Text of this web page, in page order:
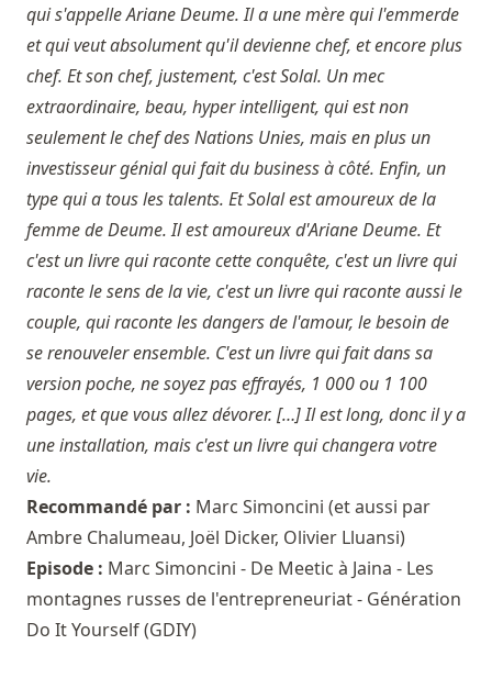
qui s'appelle Ariane Deume. Il a une mère qui l'emmerde
et qui veut absolument qu'il devienne chef, et encore plus
chef. Et son chef, justement, c'est Solal. Un mec
extraordinaire, beau, hyper intelligent, qui est non
seulement le chef des Nations Unies, mais en plus un
investisseur génial qui fait du business à côté. Enfin, un
type qui a tous les talents. Et Solal est amoureux de la
femme de Deume. Il est amoureux d'Ariane Deume. Et
c'est un livre qui raconte cette conquête, c'est un livre qui
raconte le sens de la vie, c'est un livre qui raconte aussi le
couple, qui raconte les dangers de l'amour, le besoin de
se renouveler ensemble. C'est un livre qui fait dans sa
version poche, ne soyez pas effrayés, 1 000 ou 1 100
pages, et que vous allez dévorer. […] Il est long, donc il y a
une installation, mais c'est un livre qui changera votre
vie.
Recommandé par : Marc Simoncini (et aussi par
Ambre Chalumeau, Joël Dicker, Olivier Lluansi)
Episode : Marc Simoncini - De Meetic à Jaina - Les
montagnes russes de l'entrepreneuriat - Génération
Do It Yourself (GDIY)